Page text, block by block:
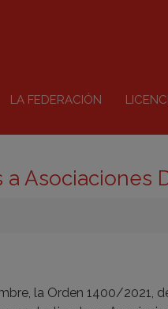
LA FEDERACIÓN
Asociaciones
la Orden 1400/2021,